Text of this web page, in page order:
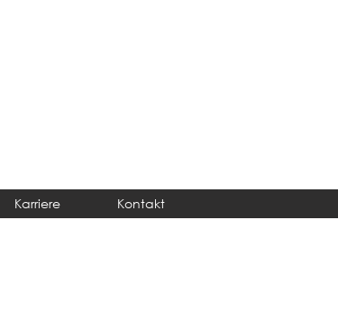
Karriere Kontakt